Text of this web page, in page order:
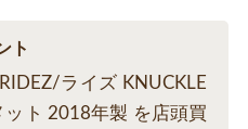
ト
ライズ KNUCKLE
ト 2018年製 を店頭買